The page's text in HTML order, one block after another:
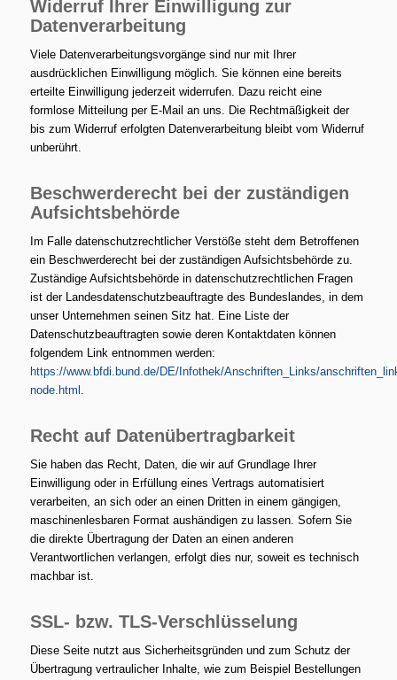
Widerruf Ihrer Einwilligung zur
Datenverarbeitung
Viele Datenverarbeitungsvorgänge sind nur mit Ihrer
ausdrücklichen Einwilligung möglich. Sie können eine bereits
erteilte Einwilligung jederzeit widerrufen. Dazu reicht eine
formlose Mitteilung per E-Mail an uns. Die Rechtmäßigkeit der
bis zum Widerruf erfolgten Datenverarbeitung bleibt vom Widerruf
unberührt.
Beschwerderecht bei der zuständigen
Aufsichtsbehörde
Im Falle datenschutzrechtlicher Verstöße steht dem Betroffenen
ein Beschwerderecht bei der zuständigen Aufsichtsbehörde zu.
Zuständige Aufsichtsbehörde in datenschutzrechtlichen Fragen
ist der Landesdatenschutzbeauftragte des Bundeslandes, in dem
unser Unternehmen seinen Sitz hat. Eine Liste der
Datenschutzbeauftragten sowie deren Kontaktdaten können
folgendem Link entnommen werden:
https://www.bfdi.bund.de/DE/Infothek/Anschriften_Links/
node.html
Recht auf Datenübertragbarkeit
Sie haben das Recht, Daten, die wir auf Grundlage Ihrer
Einwilligung oder in Erfüllung eines Vertrags automatisiert
verarbeiten, an sich oder an einen Dritten in einem gängigen,
maschinenlesbaren Format aushändigen zu lassen. Sofern Sie
die direkte Übertragung der Daten an einen anderen
Verantwortlichen verlangen, erfolgt dies nur, soweit es technisch
machbar ist.
SSL- bzw. TLS-Verschlüsselung
Diese Seite nutzt aus Sicherheitsgründen und zum Schutz der
Übertragung vertraulicher Inhalte, wie zum Beispiel Bestellungen